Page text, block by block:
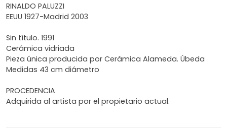
RINALDO PALUZZI
EEUU 1927-Madrid 2003
Sin título. 1991
Cerámica vidriada
Pieza única producida por Cerámica Alameda. Úbeda
Medidas 43 cm diámetro
PROCEDENCIA
Adquirida al artista por el propietario actual.